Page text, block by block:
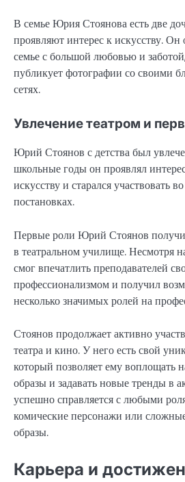
В семье Юрия Стоянова есть две
проявляют интерес к искусству. Он
семье с большой любовью и
публикует фотографии со своими
сетях.
Увлечение театром и
Юрий Стоянов с детства был
школьные годы он проявлял
искусству и старался участвовать
постановках.
Первые роли Юрий Стоянов
в театральном училище. Несмотря
смог впечатлить преподавателей
профессионализмом и получил
несколько значимых ролей на
Стоянов продолжает активно
театра и кино. У него есть свой
который позволяет ему воплощать
образы и задавать новые тренды в
успешно справляется с любыми
комические персонажи или
образы.
Карьера и